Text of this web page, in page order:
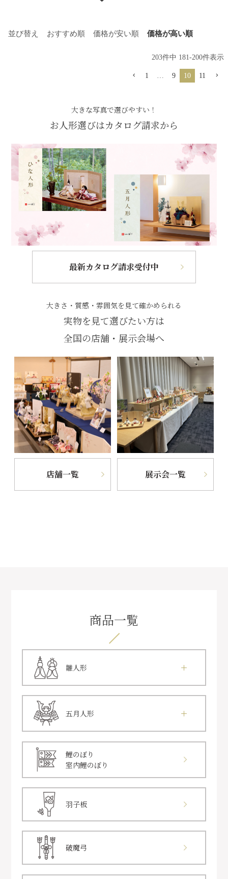
並び替え おすすめ順 価格が安い順 価格が高い順
203件中 181-200件表示
1 9 10 11
大きな写真で選びやすい！
お人形選びはカタログ請求から
最新カタログ請求受付中
大きさ・質感・雰囲気を見て確かめられる
実物を見て選びたい方は
全国の店舗・展示会場へ
店舗一覧 展示会一覧
商品一覧
雛人形
五月人形
鯉のぼり
室内鯉のぼり
羽子板
破魔弓